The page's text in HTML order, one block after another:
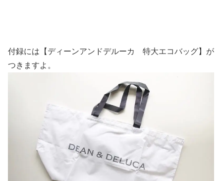
付録には【ディーンアンドデルーカ 特大エコバッグ】が
つきますよ。